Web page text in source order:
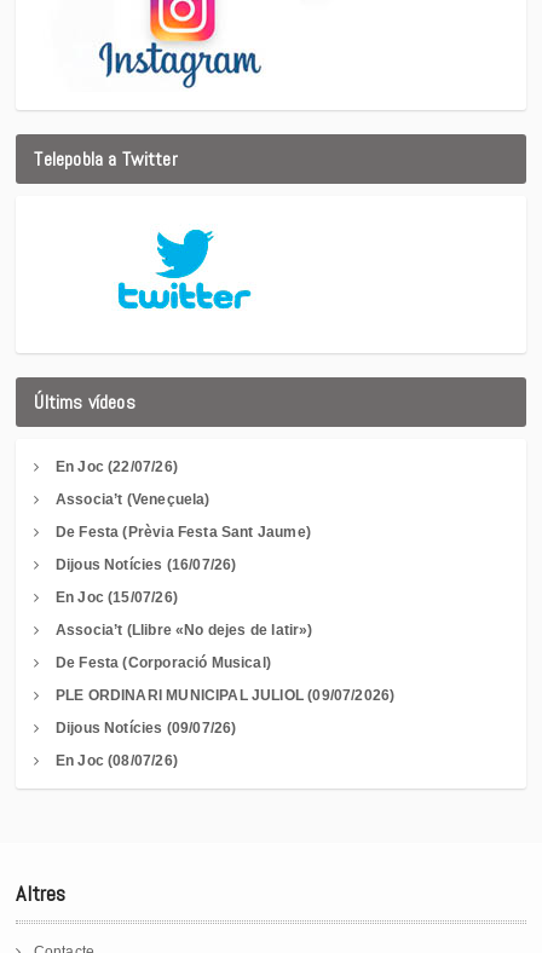
Telepobla a Twitter
Últims vídeos
En Joc (22/07/26)
Associa’t (Veneçuela)
De Festa (Prèvia Festa Sant Jaume)
Dijous Notícies (16/07/26)
En Joc (15/07/26)
Associa’t (Llibre «No dejes de latir»)
De Festa (Corporació Musical)
PLE ORDINARI MUNICIPAL JULIOL (09/07/2026)
Dijous Notícies (09/07/26)
En Joc (08/07/26)
Altres